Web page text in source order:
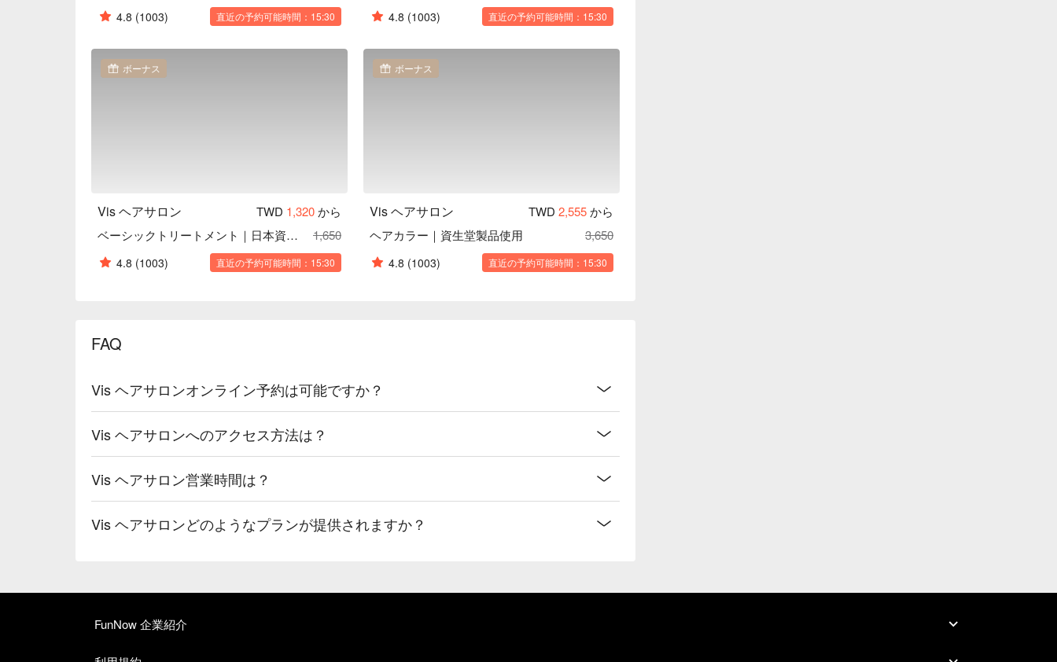
4.8 (1003) 直近の予約可能時間：15:30 4.8 (1003) 直近の予約可能時間：15:30
ボーナス
Vis ヘアサロン TWD 1,320から
ベーシックトリートメント｜日本資生堂製品使用
1,650
4.8 (1003) 直近の予約可能時間：15:30
ボーナス
Vis ヘアサロン TWD 2,555から
ヘアカラー｜資生堂製品使用
3,650
4.8 (1003) 直近の予約可能時間：15:30
FAQ
Vis ヘアサロンオンライン予約は可能ですか？
Vis ヘアサロンへのアクセス方法は？
Vis ヘアサロン営業時間は？
Vis ヘアサロンどのようなプランが提供されますか？
FunNow 企業紹介